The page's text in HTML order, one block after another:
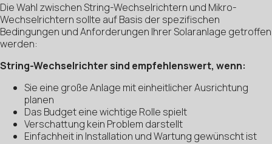
Die Wahl zwischen String-Wechselrichtern und Mikro-
Wechselrichtern sollte auf Basis der spezifischen
Bedingungen und Anforderungen Ihrer Solaranlage getroffen
werden:
String-Wechselrichter sind empfehlenswert, wenn:
Sie eine große Anlage mit einheitlicher Ausrichtung
planen
Das Budget eine wichtige Rolle spielt
Verschattung kein Problem darstellt
Einfachheit in Installation und Wartung gewünscht ist